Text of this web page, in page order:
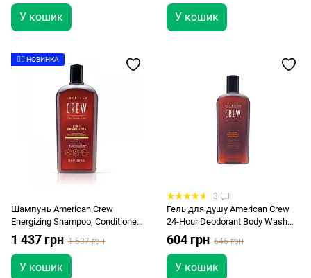
У кошик У кошик
👉🏻 НОВИНКА
Шампунь American Crew
Energizing Shampoo, Conditioner
and Body wash Ginger Tea
1000мл
1 437 грн 1 537 грн
У кошик
3
Гель для душу American Crew
24-Hour Deodorant Body Wash
450 мл
604 грн 646 грн
У кошик